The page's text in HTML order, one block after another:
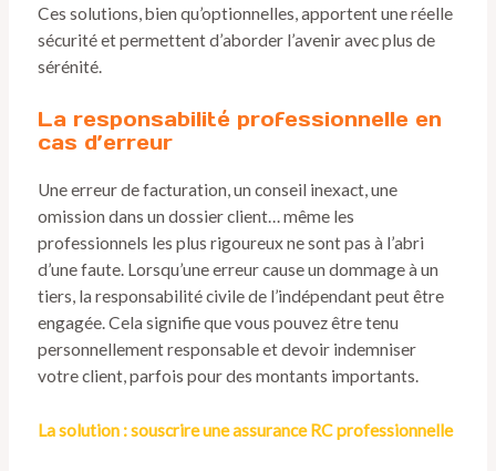
Ces solutions, bien qu’optionnelles, apportent une réelle
sécurité et permettent d’aborder l’avenir avec plus de
sérénité.
La responsabilité professionnelle en
cas d’erreur
Une erreur de facturation, un conseil inexact, une
omission dans un dossier client… même les
professionnels les plus rigoureux ne sont pas à l’abri
d’une faute. Lorsqu’une erreur cause un dommage à un
tiers, la responsabilité civile de l’indépendant peut être
engagée. Cela signifie que vous pouvez être tenu
personnellement responsable et devoir indemniser
votre client, parfois pour des montants importants.
La solution : souscrire une assurance RC professionnelle